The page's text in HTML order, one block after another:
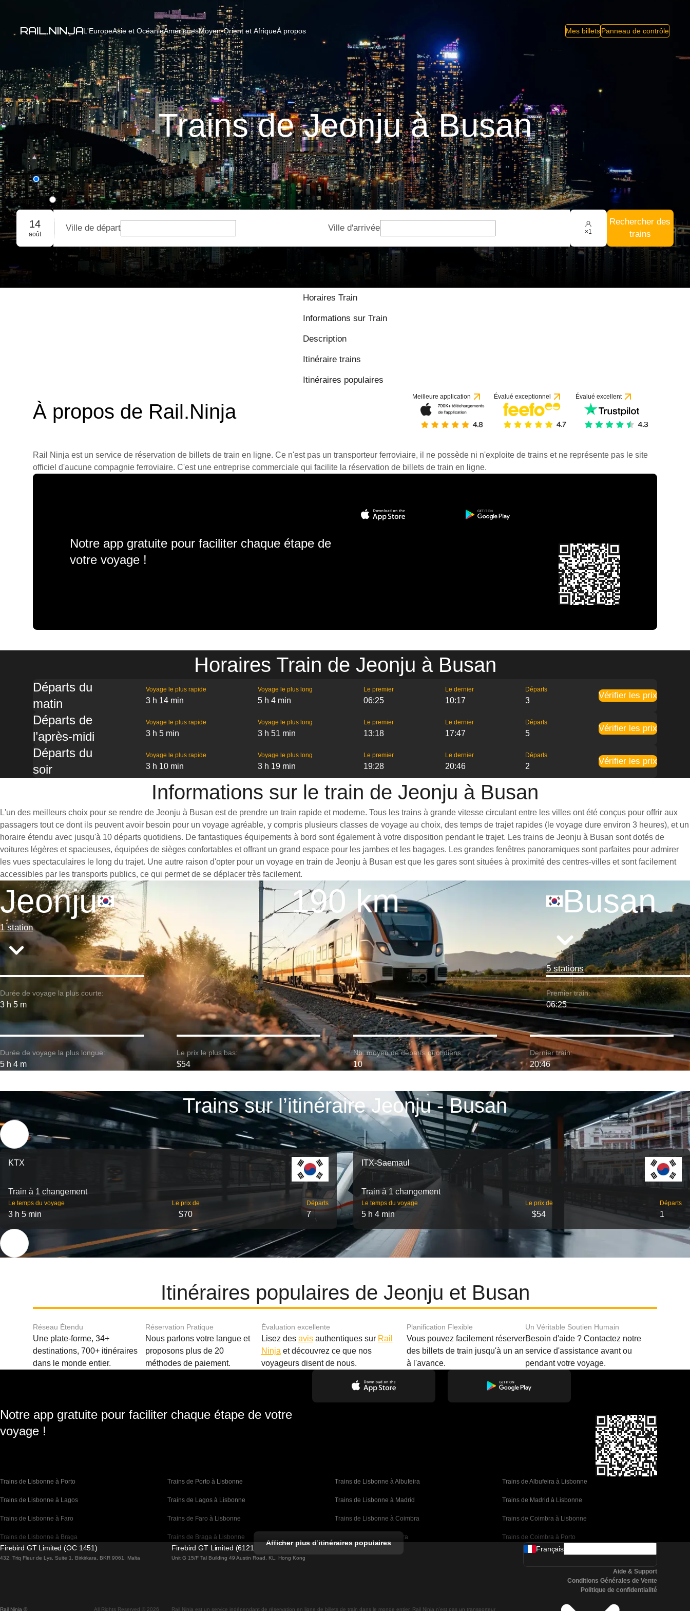
L'EuropeAsie et OcéanieAmériquesMoyen-Orient et AfriqueÀ propos Mes billetsPanneau de contrôle
Trains de Jeonju à Busan
Aller simple
Aller-retour
Réservation de groupe
14
août
Ville de départ Ville d'arrivée ×1
Rechercher des
trains
Horaires Train
Informations sur Train
Description
Itinéraire trains
Itinéraires populaires
À propos de Rail.Ninja
Meilleure application Évalué exceptionnel Évalué excellent
Rail Ninja est un service de réservation de billets de train en ligne. Ce n'est pas un transporteur ferroviaire, il ne possède ni n'exploite de trains et ne représente pas le site
officiel d'aucune compagnie ferroviaire. C'est une entreprise commerciale qui facilite la réservation de billets de train en ligne.
Notre app gratuite pour faciliter chaque étape de
votre voyage !
Horaires Train de Jeonju à Busan
Départs du
matin
Voyage le plus rapide
3 h 14 min
Voyage le plus long
5 h 4 min
Le premier
06:25
Le dernier
10:17
Départs
3
Vérifier les prix
Départs de
l’après-midi
Voyage le plus rapide
3 h 5 min
Voyage le plus long
3 h 51 min
Le premier
13:18
Le dernier
17:47
Départs
5
Vérifier les prix
Départs du
soir
Voyage le plus rapide
3 h 10 min
Voyage le plus long
3 h 19 min
Le premier
19:28
Le dernier
20:46
Départs
2
Vérifier les prix
Informations sur le train de Jeonju à Busan
L'un des meilleurs choix pour se rendre de Jeonju à Busan est de prendre un train rapide et moderne. Tous les trains à grande vitesse circulant entre les villes ont été conçus pour offrir aux
passagers tout ce dont ils peuvent avoir besoin pour un voyage agréable, y compris plusieurs classes de voyage au choix, des temps de trajet rapides (le voyage dure environ 3 heures), et un
horaire étendu avec jusqu'à 10 départs quotidiens. De fantastiques équipements à bord sont également à votre disposition pendant le trajet. Les trains de Jeonju à Busan sont dotés de
voitures légères et spacieuses, équipées de sièges confortables et offrant un grand espace pour les jambes et les bagages. Les grandes fenêtres panoramiques sont parfaites pour admirer
les vues spectaculaires le long du trajet. Une autre raison d'opter pour un voyage en train de Jeonju à Busan est que les gares sont situées à proximité des centres-villes et sont facilement
accessibles par les transports publics, ce qui permet de se déplacer très facilement.
Jeonju
1 station
190 km Busan
5 stations
Durée de voyage la plus courte:
3 h 5 m
Premier train:
06:25
Durée de voyage la plus longue:
5 h 4 m
Le prix le plus bas:
$54
Nb. moyen de départs quotidiens:
10
Dernier train:
20:46
Trains sur l’itinéraire Jeonju - Busan
KTX
Train à 1 changement
Le temps du voyage
3 h 5 min
Le prix de
$70
Départs
7
ITX-Saemaul
Train à 1 changement
Le temps du voyage
5 h 4 min
Le prix de
$54
Départs
1
Itinéraires populaires de Jeonju et Busan
9 / 10 basé sur 1 avis
Réseau Étendu
Une plate-forme, 34+
destinations, 700+ itinéraires
dans le monde entier.
Réservation Pratique
Nous parlons votre langue et
proposons plus de 20
méthodes de paiement.
Évaluation excellente
Lisez des avisauthentiques sur Rail
Ninja et découvrez ce que nos
voyageurs disent de nous.
Planification Flexible
Vous pouvez facilement réserver
des billets de train jusqu'à un an
à l'avance.
Un Véritable Soutien Humain
Besoin d'aide ? Contactez notre
service d'assistance avant ou
pendant votre voyage.
Notre app gratuite pour faciliter chaque étape de votre
voyage !
Trains de Lisbonne à Porto Trains de Porto à Lisbonne Trains de Lisbonne à Albufeira Trains de Albufeira à Lisbonne
Trains de Lisbonne à Lagos Trains de Lagos à Lisbonne Trains de Lisbonne à Madrid Trains de Madrid à Lisbonne
Trains de Lisbonne à Faro Trains de Faro à Lisbonne Trains de Lisbonne à Coimbra Trains de Coimbra à Lisbonne
Trains de Lisbonne à Braga Trains de Braga à Lisbonne Trains de Porto à Coimbra Trains de Coimbra à Porto
Trains de Barcelone à Madrid Trains de Madrid à Barcelone Trains de Valence à Barcelone
Trains de Malaga à Barcelone
Afficher plus d'itinéraires populaires
Firebird GT Limited (OC 1451)
432, Triq Fleur de Lys, Suite 1, Birkirkara, BKR 9061, Malta
Firebird GT Limited (61211989)
Unit G 15/F Tal Building 49 Austin Road, KL, Hong Kong
Rail Ninja ® All Rights Reserved © 2026 Rail.Ninja est un service indépendant de réservation en ligne de billets de train dans le monde entier. Rail Ninja n'est pas un transporteur
Français
Aide & Support
Conditions Générales de Vente
Politique de confidentialité